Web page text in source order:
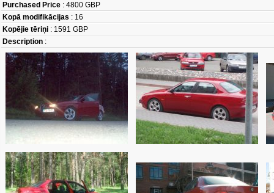
Purchased Price : 4800 GBP
Kopā modifikācijas : 16
Kopējie tēriņi : 1591 GBP
Description :